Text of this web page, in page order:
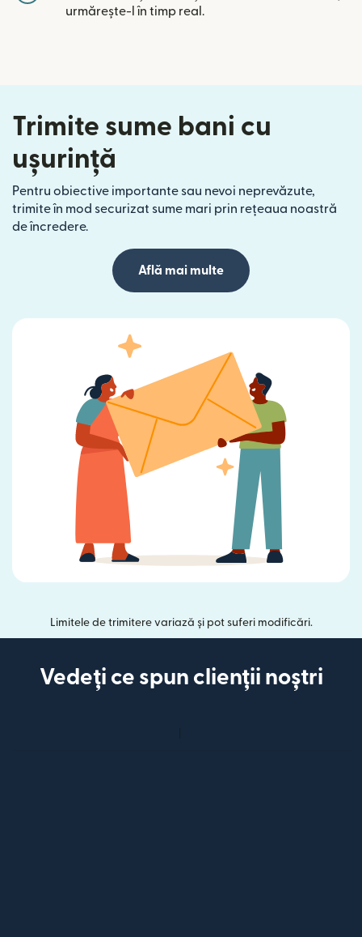
urmărește-l în timp real.
Trimite sume bani cu
ușurință
Pentru obiective importante sau nevoi neprevăzute,
trimite în mod securizat sume mari prin rețeaua noastră
de încredere.
Află mai multe
Limitele de trimitere variază și pot suferi modificări.
Vedeți ce spun clienții noștri